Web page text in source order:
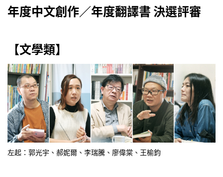
年度中文創作／年度翻譯書 決選評審
【文學類】
左起：郭光宇、郝妮爾、李瑞騰、廖偉棠、王榆鈞